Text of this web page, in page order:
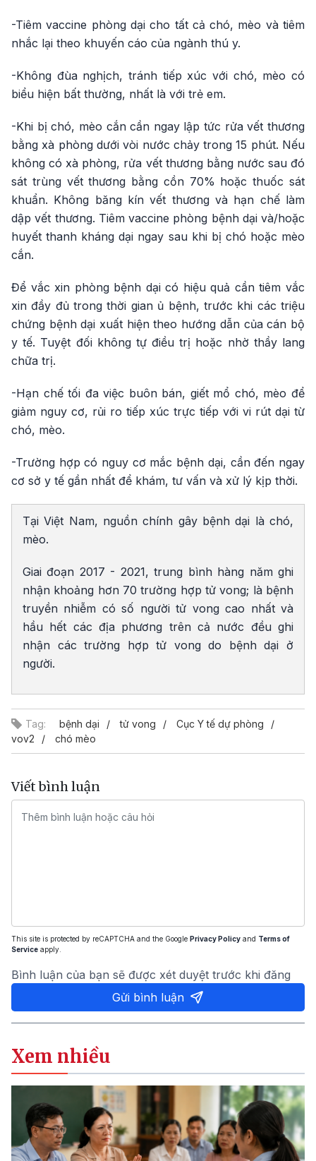
-Tiêm vaccine phòng dại cho tất cả chó, mèo và tiêm
nhắc lại theo khuyến cáo của ngành thú y.
-Không đùa nghịch, tránh tiếp xúc với chó, mèo có
biểu hiện bất thường, nhất là với trẻ em. ​​
-Khi bị chó, mèo cắn cần ngay lập tức rửa vết thương
bằng xà phòng dưới vòi nước chảy trong 15 phút. Nếu
không có xà phòng, rửa vết thương bằng nước sau đó
sát trùng vết thương bằng cồn 70% hoặc thuốc sát
khuẩn. Không băng kín vết thương và hạn chế làm
dập vết thương. Tiêm vaccine phòng bệnh dại và/hoặc
huyết thanh kháng dại ngay sau khi bị chó hoặc mèo
cắn.
Để vắc xin phòng bệnh dại có hiệu quả cần tiêm vắc
xin đầy đủ trong thời gian ủ bệnh, trước khi các triệu
chứng bệnh dại xuất hiện theo hướng dẫn của cán bộ
y tế. Tuyệt đối không tự điều trị hoặc nhờ thầy lang
chữa trị.
-Hạn chế tối đa việc buôn bán, giết mổ chó, mèo để
giảm nguy cơ, rủi ro tiếp xúc trực tiếp với vi rút dại từ
chó, mèo.
-Trường hợp có nguy cơ mắc bệnh dại, cần đến ngay
cơ sở y tế gần nhất để khám, tư vấn và xử lý kịp thời.
Tại Việt Nam, nguồn chính gây bệnh dại là chó,
mèo.
Giai đoạn 2017 - 2021, trung bình hàng năm ghi
nhận khoảng hơn 70 trường hợp tử vong; là bệnh
truyền nhiễm có số người tử vong cao nhất và
hầu hết các địa phương trên cả nước đều ghi
nhận các trường hợp tử vong do bệnh dại ở
người.
Tag: bệnh dại tử vong
Cục Y tế dự phòng
vov2
chó mèo
Viết bình luận
This site is protected by reCAPTCHA and the Google Privacy Policy and Terms of
Service apply.
Bình luận của bạn sẽ được xét duyệt trước khi đăng
Gửi bình luận
Xem nhiều